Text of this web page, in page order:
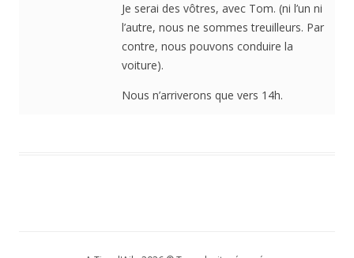
Je serai des vôtres, avec Tom. (ni l’un ni
l’autre, nous ne sommes treuilleurs. Par
contre, nous pouvons conduire la
voiture).
Nous n’arriverons que vers 14h.